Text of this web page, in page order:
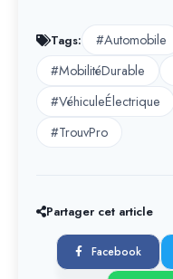
Tags: #Automobile
#MobilitéDurable
#VéhiculeÉlectrique
#TrouvPro
Partager cet article
Facebook